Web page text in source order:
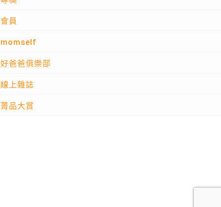
會員
momself
好爸爸俱樂部
線上雜誌
菁品大賞